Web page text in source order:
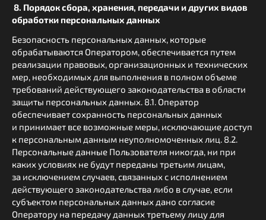
8. Порядок сбора, хранения, передачи и других видов
обработки персональных данных
Безопасность персональных данных, которые
обрабатываются Оператором, обеспечивается путем
реализации правовых, организационных и технических
мер, необходимых для выполнения в полном объеме
требований действующего законодательства в области
защиты персональных данных. 8.1. Оператор
обеспечивает сохранность персональных данных
и принимает все возможные меры, исключающие доступ
к персональным данным неуполномоченных лиц. 8.2.
Персональные данные Пользователя никогда, ни при
каких условиях не будут переданы третьим лицам,
за исключением случаев, связанных с исполнением
действующего законодательства либо в случае, если
субъектом персональных данных дано согласие
Оператору на передачу данных третьему лицу для